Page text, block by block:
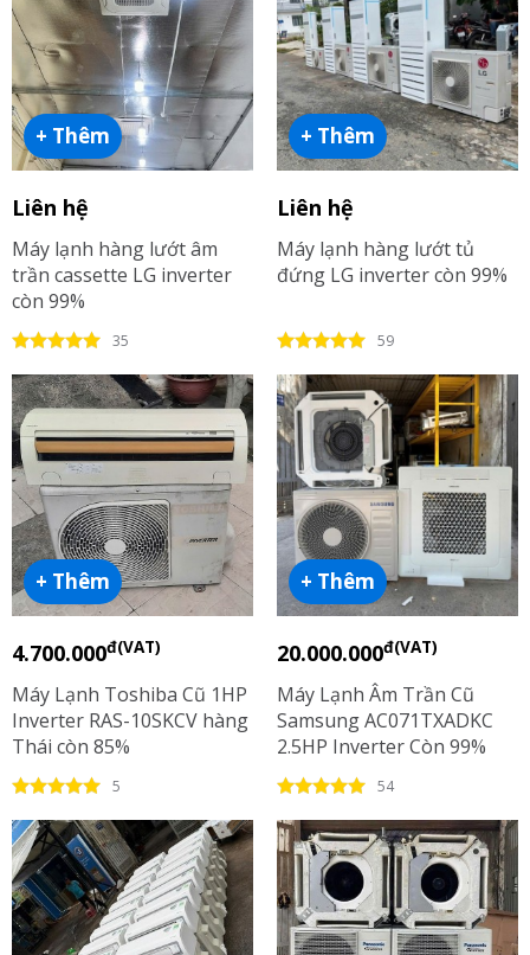
+ Thêm
Liên hệ
Máy lạnh hàng lướt âm
trần cassette LG inverter
còn 99%
35
+ Thêm
Liên hệ
Máy lạnh hàng lướt tủ
đứng LG inverter còn 99%
59
+ Thêm
4.700.000đ(VAT)
Máy Lạnh Toshiba Cũ 1HP
Inverter RAS-10SKCV hàng
Thái còn 85%
5
+ Thêm
20.000.000đ(VAT)
Máy Lạnh Âm Trần Cũ
Samsung AC071TXADKC
2.5HP Inverter Còn 99%
R410
54